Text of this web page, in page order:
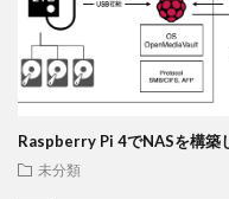
Raspberry Pi 4でNASを構築
未分類